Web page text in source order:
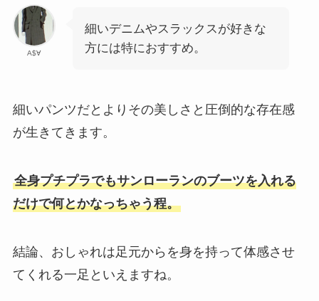
A$∀
細いデニムやスラックスが好きな
方には特におすすめ。
細いパンツだとよりその美しさと圧倒的な存在感
が生きてきます。
全身プチプラでもサンローランのブーツを入れる
だけで何とかなっちゃう程。
結論、おしゃれは足元からを身を持って体感させ
てくれる一足といえますね。